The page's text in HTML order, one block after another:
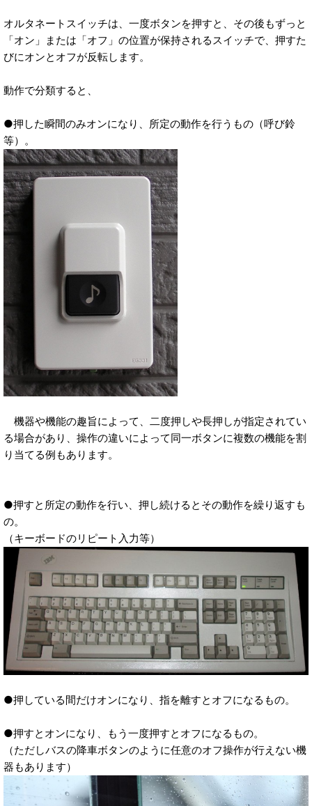
オルタネートスイッチは、一度ボタンを押すと、その後もずっと
「オン」または「オフ」の位置が保持されるスイッチで、押すた
びにオンとオフが反転します。
動作で分類すると、
●押した瞬間のみオンになり、所定の動作を行うもの（呼び鈴
等）。
機器や機能の趣旨によって、二度押しや長押しが指定されてい
る場合があり、操作の違いによって同一ボタンに複数の機能を割
り当てる例もあります。
●押すと所定の動作を行い、押し続けるとその動作を繰り返すも
の。
（キーボードのリピート入力等）
●押している間だけオンになり、指を離すとオフになるもの。
●押すとオンになり、もう一度押すとオフになるもの。
（ただしバスの降車ボタンのように任意のオフ操作が行えない機
器もあります）